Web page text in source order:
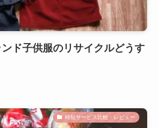
ド子供服のリサイクルどうす
時短サービス比較・レビュー